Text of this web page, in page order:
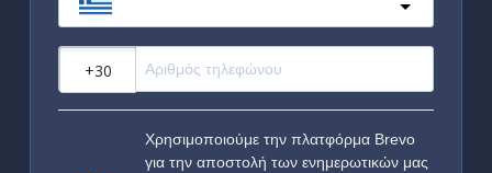
Χρησιμοποιούμε την πλατφόρμα Brevo
για την αποστολή των ενημερωτικών μας